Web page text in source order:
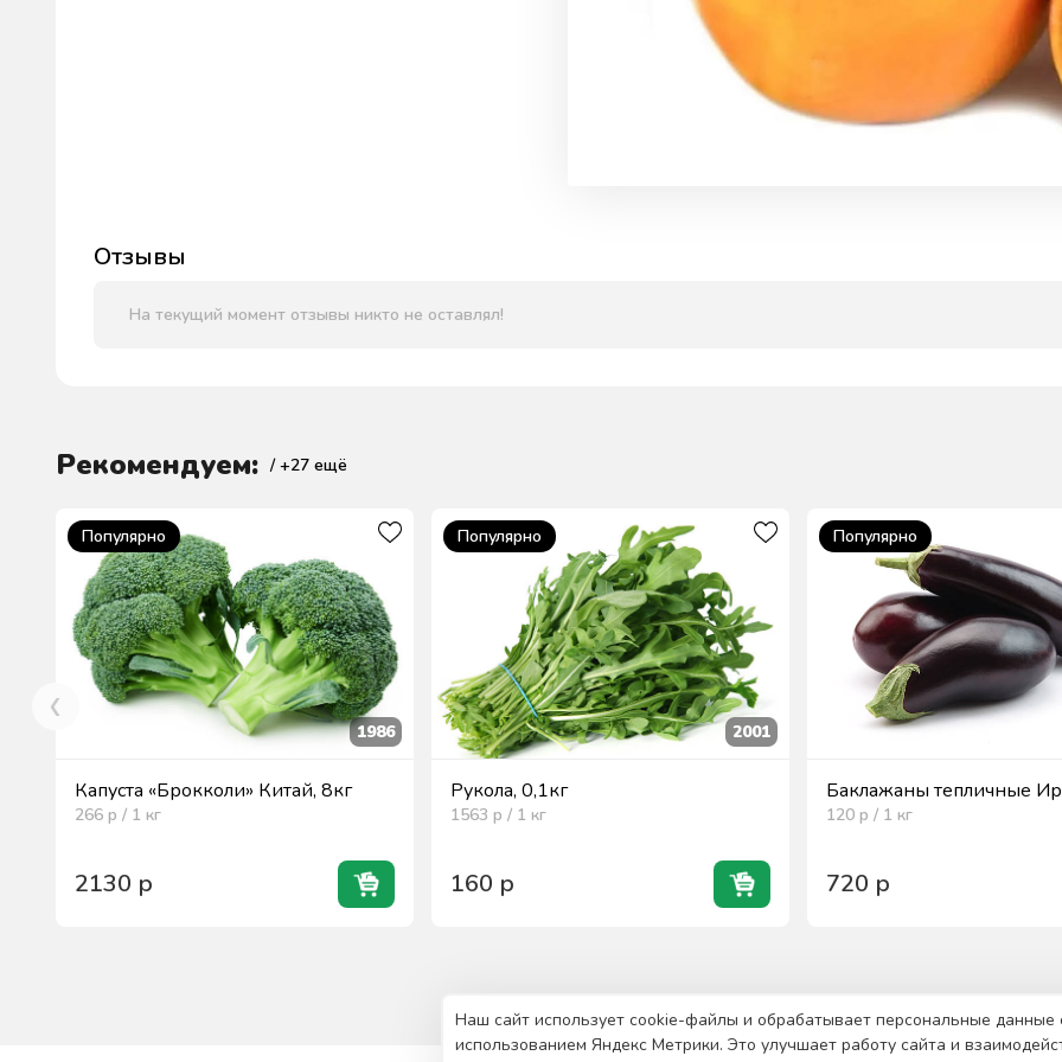
Отзывы
На текущий момент отзывы никто не оставлял!
Рекомендуем: / +27 ещё
Популярно
1986
Капуста «Брокколи» Китай, 8кг
266 р / 1 кг
2130 р
Популярно
2001
Рукола, 0,1кг
1563 р / 1 кг
160 р
Популярно
Баклажаны тепличные
120 р / 1 кг
720 р
Наш сайт использует cookie-файлы и обрабатывает персональные данные
использованием Яндекс Метрики. Это улучшает работу сайта и